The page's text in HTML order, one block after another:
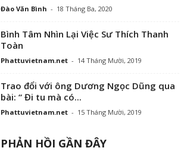
Đào Văn Bình - 18 Tháng Ba, 2020
Bình Tâm Nhìn Lại Việc Sư Thích Thanh
Toàn
Phattuvietnam.net - 14 Tháng Mười, 2019
Trao đổi với ông Dương Ngọc Dũng qua
bài: “ Đi tu mà có...
Phattuvietnam.net - 15 Tháng Mười, 2019
PHẢN HỒI GẦN ĐÂY